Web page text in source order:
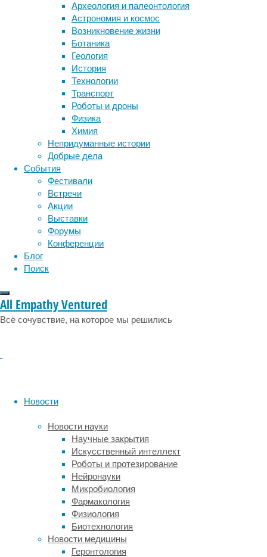
Археология и палеонтология
Астрономия и космос
Возникновение жизни
Ботаника
Геология
История
Технологии
Транспорт
Роботы и дроны
Физика
Химия
Непридуманные истории
Добрые дела
События
Фестивали
Встречи
Акции
Выставки
Форумы
Конференции
Блог
Поиск
All Empathy Ventured
Всё сочувствие, на которое мы решились
Новости
Новости науки
Научные закрытия
Искусственный интеллект
Роботы и протезирование
Нейронауки
Микробиология
Фармакология
Физиология
Биотехнология
Новости медицины
Геронтология
высокого
качества
жизни
человека
необходима
безупречная
работа
сердечной
мышцы,
которая
выполняет
роль
непрерывного
насоса.
Электрокардиография
(ЭКГ)
прекрасно
фиксирует
электрическую
не
способна
или
клапанного
аппарата.
При
возникновении
жалоб
на
хроническую
усталость,
давящие
боли
инструменты и методы инфекции
исследования
лекарства медицина
мозг наука
нейробиология
нейрофизиология
онкология
поведение
сон социальные проблемы
физиология
эмоции